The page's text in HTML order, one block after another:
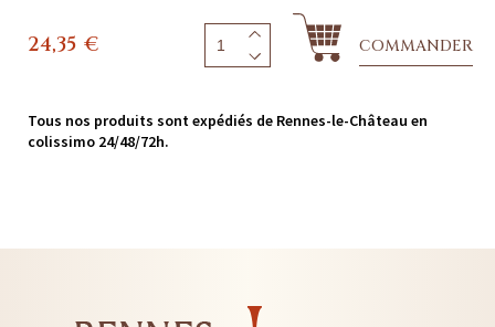
24,35 € COMMANDER
Tous nos produits sont expédiés de Rennes-le-Château en
colissimo 24/48/72h.